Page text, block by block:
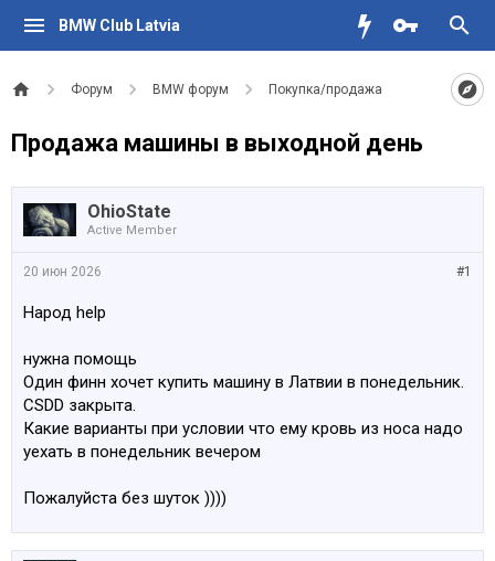
BMW Club Latvia
Форум BMW форум Покупка/продажа
Продажа машины в выходной день
OhioState
Active Member
#1
20 июн 2026
Народ help
нужна помощь
Один финн хочет купить машину в Латвии в понедельник.
CSDD закрыта.
Какие варианты при условии что ему кровь из носа надо
уехать в понедельник вечером
Пожалуйста без шуток ))))